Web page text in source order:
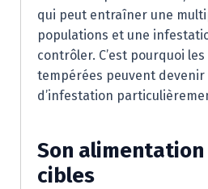
qui peut entraîner une
populations et une
contrôler. C’est pourquoi
tempérées peuvent devenir
d’infestation
Son
cibles